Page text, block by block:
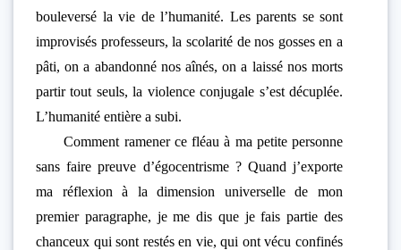
bouleversé la vie de l’humanité. Les parents se sont
improvisés professeurs, la scolarité de nos gosses en a
pâti, on a abandonné nos aînés, on a laissé nos morts
partir tout seuls, la violence conjugale s’est décuplée.
L’humanité entière a subi.
Comment ramener ce fléau à ma petite personne
sans faire preuve d’égocentrisme ? Quand j’exporte
ma réflexion à la dimension universelle de mon
premier paragraphe, je me dis que je fais partie des
chanceux qui sont restés en vie, qui ont vécu confinés